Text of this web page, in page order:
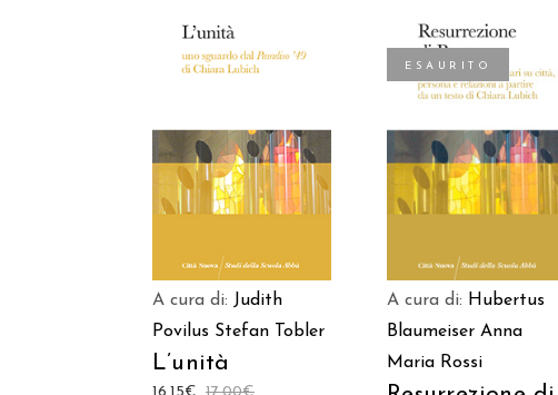
AGGIUNGI AL
CARRELLO
A cura di: Judith
Povilus Stefan Tobler
L’unità
ESAURITO
LEGGI TUTTO
A cura di: Hubertus
Blaumeiser Anna
Maria Rossi